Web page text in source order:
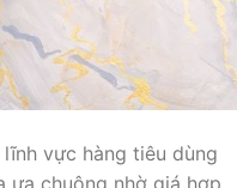
vực hàng tiêu dùng
ưa chuộng nhờ giá hợp